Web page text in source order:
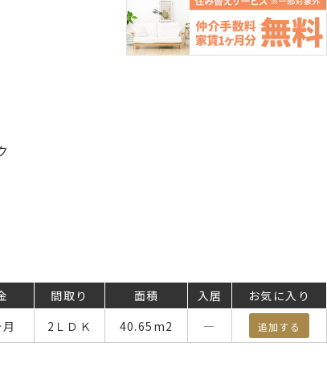
間取り 面積 入居
お気に入り
2ＬＤＫ 40.65 m2 ― 追加する